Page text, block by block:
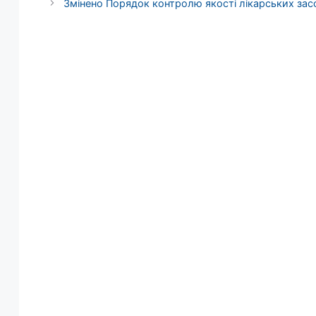
Змінено Порядок контролю якості лікарських